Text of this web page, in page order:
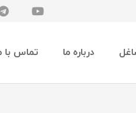
درباره ما تماس با